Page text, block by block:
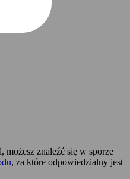
możesz znaleźć się w sporze
, za które odpowiedzialny jest